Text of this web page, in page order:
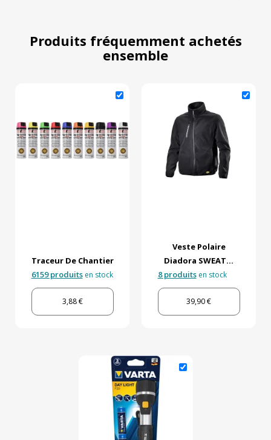
Produits fréquemment achetés
ensemble
Traceur De Chantier
6159 produitsen stock
3,88 €
Veste Polaire
Diadora SWEAT...
8 produitsen stock
39,90 €